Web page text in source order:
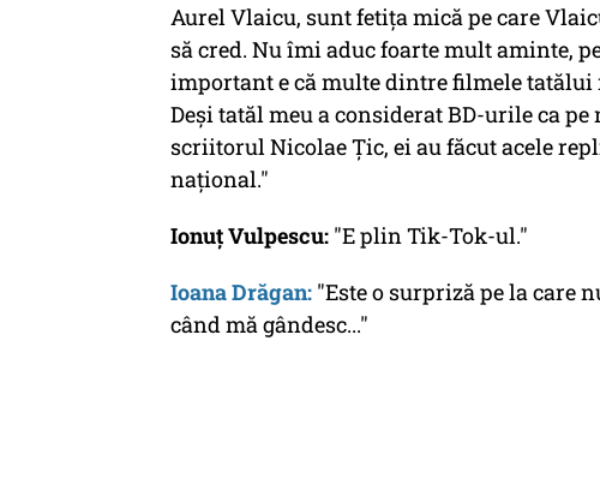
Aurel Vlaicu, sunt fetița mică pe care
să cred. Nu îmi aduc foarte mult aminte,
important e că multe dintre filmele tatălui
Deși tatăl meu a considerat BD-urile ca
scriitorul Nicolae Țic, ei au făcut acele
național."
Ionuț Vulpescu: "E plin Tik-Tok-ul."
Ioana Drăgan: "Este o surpriză pe la care
când mă gândesc..."